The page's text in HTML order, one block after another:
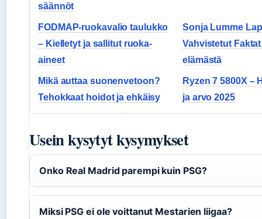
säännöt
FODMAP-ruokavalio taulukko
– Kielletyt ja sallitut ruoka-
aineet
Sonja Lumme
Vahvistetut
elämästä
Mikä auttaa suonenvetoon?
Tehokkaat hoidot ja ehkäisy
Ryzen 7 5800X –
ja arvo 2025
Usein kysytyt kysymykset
Onko Real Madrid parempi kuin PSG?
Miksi PSG ei ole voittanut Mestarien liigaa?